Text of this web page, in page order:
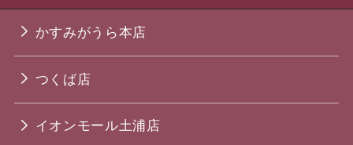
かすみがうら本店
つくば店
イオンモール土浦店